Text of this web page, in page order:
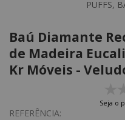
PUFFS,
Baú Diamante
de Madeira
Kr Móveis -
Seja o
REFERÊNCIA: